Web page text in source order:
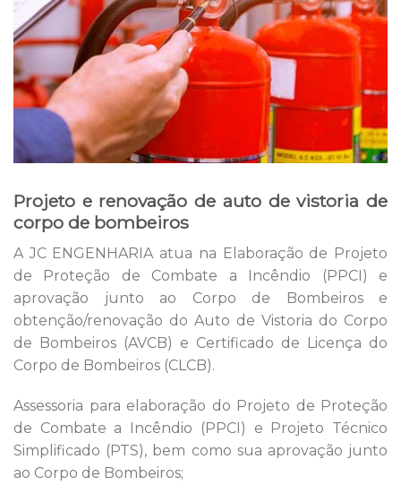
Projeto e renovação de auto de vistoria de
corpo de bombeiros
A JC ENGENHARIA atua na Elaboração de Projeto
de Proteção de Combate a Incêndio (PPCI) e
aprovação junto ao Corpo de Bombeiros e
obtenção/renovação do Auto de Vistoria do Corpo
de Bombeiros (AVCB) e Certificado de Licença do
Corpo de Bombeiros (CLCB).
Assessoria para elaboração do Projeto de Proteção
de Combate a Incêndio (PPCI) e Projeto Técnico
Simplificado (PTS), bem como sua aprovação junto
ao Corpo de Bombeiros;